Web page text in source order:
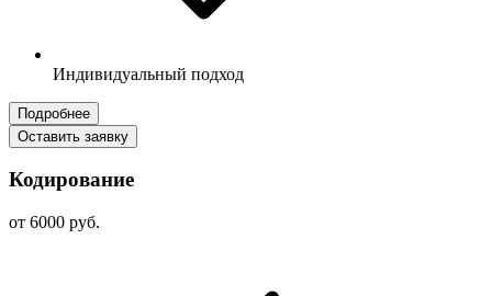
Индивидуальный подход
Подробнее
Оставить заявку
Кодирование
от 6000 руб.